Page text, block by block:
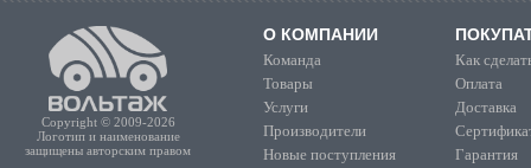
Copyright © 2009-2026
Логотип и наименование
защищены авторским правом
О КОМПАНИИ
Команда
Товары
Услуги
Производители
Новые поступления
Как
Оплата
Доставка
Гарантия